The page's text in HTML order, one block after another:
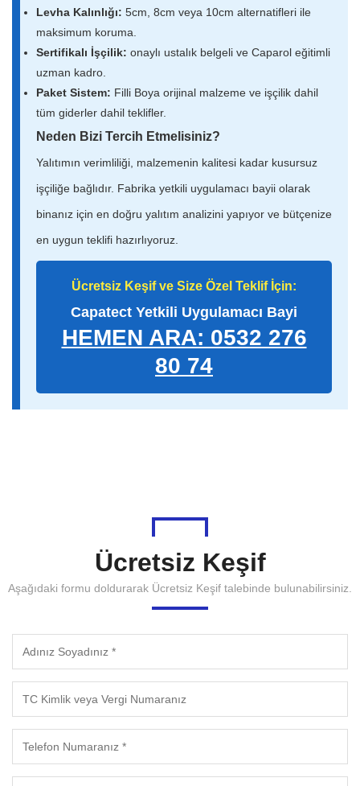
Levha Kalınlığı: 5cm, 8cm veya 10cm alternatifleri ile
maksimum koruma.
Sertifikalı İşçilik: onaylı ustalık belgeli ve Caparol eğitimli
uzman kadro.
Paket Sistem: Filli Boya orijinal malzeme ve işçilik dahil
tüm giderler dahil teklifler.
Neden Bizi Tercih Etmelisiniz?
Yalıtımın verimliliği, malzemenin kalitesi kadar kusursuz
işçiliğe bağlıdır. Fabrika yetkili uygulamacı bayii olarak
binanız için en doğru yalıtım analizini yapıyor ve bütçenize
en uygun teklifi hazırlıyoruz.
Ücretsiz Keşif ve Size Özel Teklif İçin:
Capatect Yetkili Uygulamacı Bayi
HEMEN ARA: 0532 276
80 74
Ücretsiz Keşif
Aşağıdaki formu doldurarak Ücretsiz Keşif talebinde bulunabilirsiniz.